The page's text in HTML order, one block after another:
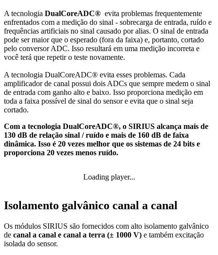
A tecnologia DualCoreADC® evita problemas frequentemente
enfrentados com a medição do sinal - sobrecarga de entrada, ruído e
frequências artificiais no sinal causado por alias. O sinal de entrada
pode ser maior que o esperado (fora da faixa) e, portanto, cortado
pelo conversor ADC. Isso resultará em uma medição incorreta e
você terá que repetir o teste novamente.
A tecnologia DualCoreADC® evita esses problemas. Cada
amplificador de canal possui dois ADCs que sempre medem o sinal
de entrada com ganho alto e baixo. Isso proporciona medição em
toda a faixa possível de sinal do sensor e evita que o sinal seja
cortado.
Com a tecnologia DualCoreADC®, o SIRIUS alcança mais de
130 dB de relação sinal / ruído e mais de 160 dB de faixa
dinâmica. Isso é 20 vezes melhor que os sistemas de 24 bits e
proporciona 20 vezes menos ruído.
Loading player...
Isolamento galvânico canal a canal
Os módulos SIRIUS são fornecidos com alto isolamento galvânico
de canal a canal e canal a terra (± 1000 V) e também excitação
isolada do sensor.